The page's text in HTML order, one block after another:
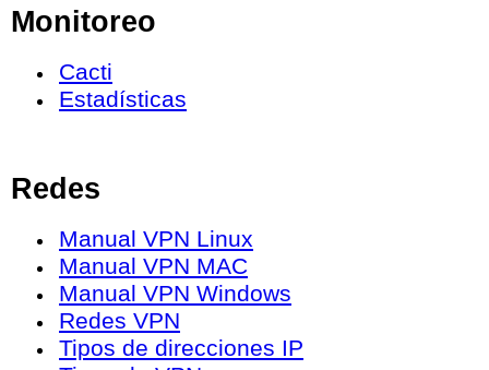
Monitoreo
Cacti
Estadísticas
Redes
Manual VPN Linux
Manual VPN MAC
Manual VPN Windows
Redes VPN
Tipos de direcciones IP